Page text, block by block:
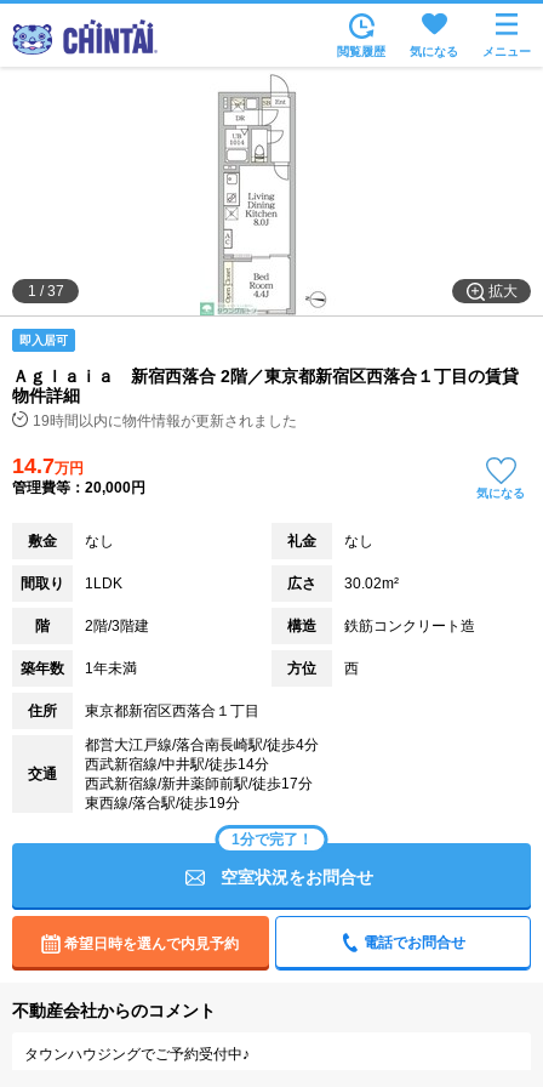
沿線・駅から
住所から
家賃相場から
通勤通学時間から
物件特集から
不動産会社から
閲覧履歴 気になる メニュー
拡大
1 /37
即入居可
Ａｇｌａｉａ 新宿西落合 2階／東京都新宿区西落合１丁目の賃貸
物件詳細
19時間以内に物件情報が更新されました
14.7万円
管理費等：20,000円
気になる
敷金 なし 礼金 なし
間取り 1LDK 広さ 30.02m²
階 2階/3階建 構造 鉄筋コンクリート造
築年数 1年未満 方位 西
住所 東京都新宿区西落合１丁目
交通
都営大江戸線/落合南長崎駅/徒歩4分
西武新宿線/中井駅/徒歩14分
西武新宿線/新井薬師前駅/徒歩17分
東西線/落合駅/徒歩19分
1分で完了！
空室状況をお問合せ
希望日時を選んで内見予約 電話でお問合せ
不動産会社からのコメント
タウンハウジングでご予約受付中♪